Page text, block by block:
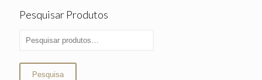
Pesquisar Produtos
Pesquisa